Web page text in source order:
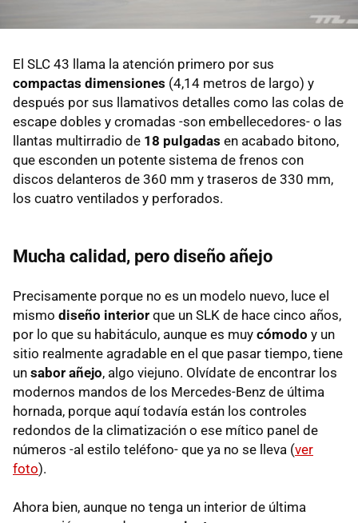
El SLC 43 llama la atención primero por sus
compactas dimensiones (4,14 metros de largo) y
después por sus llamativos detalles como las colas de
escape dobles y cromadas -son embellecedores- o las
llantas multirradio de 18 pulgadas en acabado bitono,
que esconden un potente sistema de frenos con
discos delanteros de 360 mm y traseros de 330 mm,
los cuatro ventilados y perforados.
Mucha calidad, pero diseño añejo
Precisamente porque no es un modelo nuevo, luce el
mismo diseño interior que un SLK de hace cinco años,
por lo que su habitáculo, aunque es muy cómodo y un
sitio realmente agradable en el que pasar tiempo, tiene
un sabor añejo, algo viejuno. Olvídate de encontrar los
modernos mandos de los Mercedes-Benz de última
hornada, porque aquí todavía están los controles
redondos de la climatización o ese mítico panel de
números -al estilo teléfono- que ya no se lleva (ver
foto).
Ahora bien, aunque no tenga un interior de última